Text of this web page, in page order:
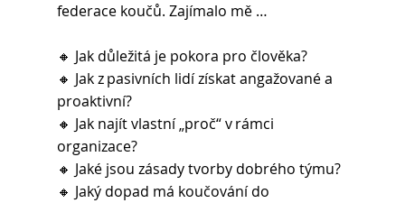
federace koučů. Zajímalo mě …
🔸 Jak důležitá je pokora pro člověka?
🔸 Jak z pasivních lidí získat angažované a
proaktivní?
🔸 Jak najít vlastní „proč“ v rámci
organizace?
🔸 Jaké jsou zásady tvorby dobrého týmu?
🔸 Jaký dopad má koučování do